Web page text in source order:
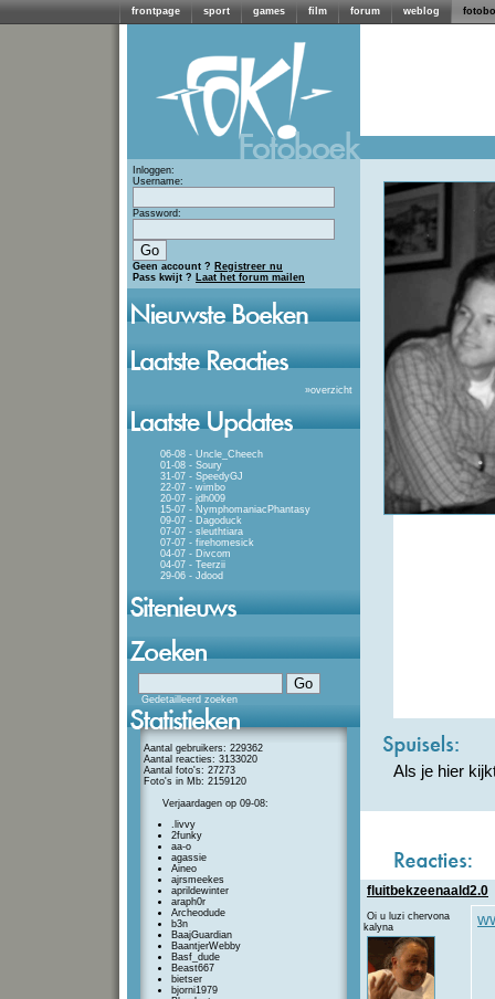
frontpage sport games film forum weblog
Inloggen:
Username:
Password:
Geen account ? Registreer nu
Pass kwijt ? Laat het forum mailen
»overzicht
06-08 - Uncle_Cheech
01-08 - Soury
31-07 - SpeedyGJ
22-07 - wimbo
20-07 - jdh009
15-07 - NymphomaniacPhantasy
09-07 - Dagoduck
07-07 - sleuthtiara
07-07 - firehomesick
04-07 - Divcom
04-07 - Teerzii
29-06 - Jdood
Gedetailleerd zoeken
Aantal gebruikers: 229362
Aantal reacties: 3133020
Aantal foto's: 27273
Foto's in Mb: 2159120
Verjaardagen op 09-08:
.livvy
2funky
aa-o
agassie
Aineo
ajrsmeekes
aprildewinter
araph0r
Archeodude
b3n
BaajGuardian
BaantjerWebby
Basf_dude
Beast667
bietser
bjorni1979
Als je hier
fluitbekzeenaald2.0
Oi u luzi chervona
kalyna